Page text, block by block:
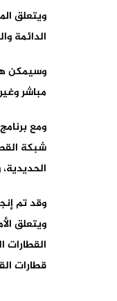
ويتعلق
الدائمة
وسيمكن
مباشر
ومع
شبكة
وقد تم
ويتعلق
قطارات